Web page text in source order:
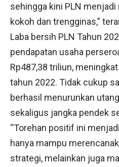
sehingga kini PLN
kokoh dan trengginas,”
Laba bersih PLN Tahun
pendapatan usaha
Rp487,38 triliun,
tahun 2022. Tidak cukup
berhasil menurunkan
sekaligus jangka pendek
“Torehan positif ini
hanya mampu
strategi, melainkan juga